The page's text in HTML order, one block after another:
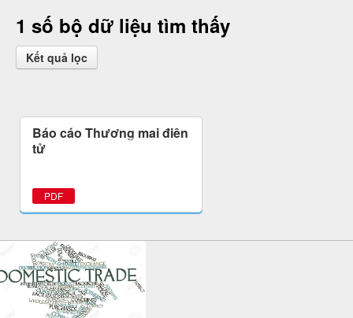
1 số bộ dữ liệu tìm thấy
Kết quả lọc
Báo cáo Thương mại điện
tử
PDF